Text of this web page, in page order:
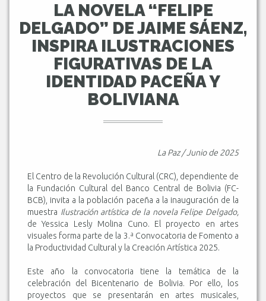
LA NOVELA “FELIPE
DELGADO” DE JAIME SÁENZ,
INSPIRA ILUSTRACIONES
FIGURATIVAS DE LA
IDENTIDAD PACEÑA Y
BOLIVIANA
La Paz / Junio de 2025
El Centro de la Revolución Cultural (CRC), dependiente de
la Fundación Cultural del Banco Central de Bolivia (FC-
BCB), invita a la población paceña a la inauguración de la
muestra Ilustración artística de la novela Felipe Delgado,
de Yessica Lesly Molina Cuno. El proyecto en artes
visuales forma parte de la 3.ª Convocatoria de Fomento a
la Productividad Cultural y la Creación Artística 2025.
Este año la convocatoria tiene la temática de la
celebración del Bicentenario de Bolivia. Por ello, los
proyectos que se presentarán en artes musicales,